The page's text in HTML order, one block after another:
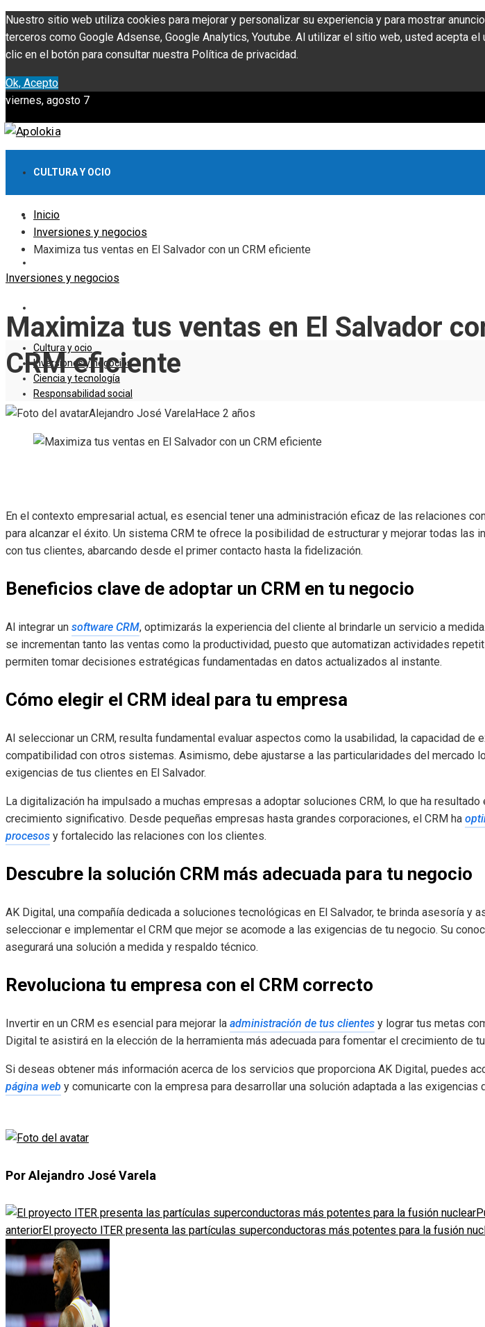
Nuestro sitio web utiliza cookies para mejorar y personalizar su experiencia y para mostrar
terceros como Google Adsense, Google Analytics, Youtube. Al utilizar el sitio web, usted acepta
clic en el botón para consultar nuestra Política de privacidad.
Ok, Acepto
viernes, agosto 7
CULTURA Y OCIO
INVERSIONES Y NEGOCIOS
Cultura y ocio
Inversiones y negocios
Ciencia y tecnología
Responsabilidad social
Inicio
Inversiones y negocios
Maximiza tus ventas en El Salvador con un CRM eficiente
Inversiones y negocios
Maximiza tus ventas en El Salvador
CRM eficiente
Alejandro José VarelaHace 2 años
En el contexto empresarial actual, es esencial tener una administración eficaz de las relaciones
para alcanzar el éxito. Un sistema CRM te ofrece la posibilidad de estructurar y mejorar todas las
con tus clientes, abarcando desde el primer contacto hasta la fidelización.
Beneficios clave de adoptar un CRM en tu negocio
Al integrar un software CRM, optimizarás la experiencia del cliente al brindarle un servicio a
se incrementan tanto las ventas como la productividad, puesto que automatizan actividades
permiten tomar decisiones estratégicas fundamentadas en datos actualizados al instante.
Cómo elegir el CRM ideal para tu empresa
Al seleccionar un CRM, resulta fundamental evaluar aspectos como la usabilidad, la capacidad de
compatibilidad con otros sistemas. Asimismo, debe ajustarse a las particularidades del mercado
exigencias de tus clientes en El Salvador.
La digitalización ha impulsado a muchas empresas a adoptar soluciones CRM, lo que ha resultado
crecimiento significativo. Desde pequeñas empresas hasta grandes corporaciones, el CRM ha
procesos y fortalecido las relaciones con los clientes.
Descubre la solución CRM más adecuada para tu negocio
AK Digital, una compañía dedicada a soluciones tecnológicas en El Salvador, te brinda asesoría y
seleccionar e implementar el CRM que mejor se acomode a las exigencias de tu negocio. Su
asegurará una solución a medida y respaldo técnico.
Revoluciona tu empresa con el CRM correcto
Invertir en un CRM es esencial para mejorar la administración de tus clientes y lograr tus metas
Digital te asistirá en la elección de la herramienta más adecuada para fomentar el crecimiento de
Si deseas obtener más información acerca de los servicios que proporciona AK Digital, puedes
página web y comunicarte con la empresa para desarrollar una solución adaptada a las exigencias
Por Alejandro José Varela
anteriorEl proyecto ITER presenta las partículas superconductoras más potentes para la fusión